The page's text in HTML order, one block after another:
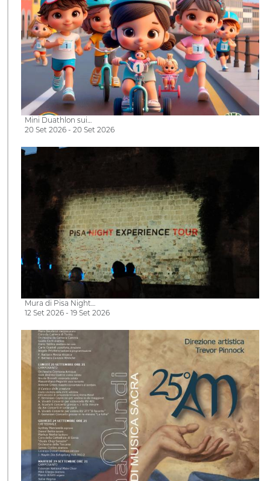
Mini Duathlon sui…
20 Set 2026 - 20 Set 2026
Mura di Pisa Night…
12 Set 2026 - 19 Set 2026